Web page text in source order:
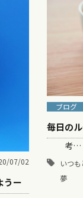
07/02
うー
ブログ
毎日の
考…
いつ
夢